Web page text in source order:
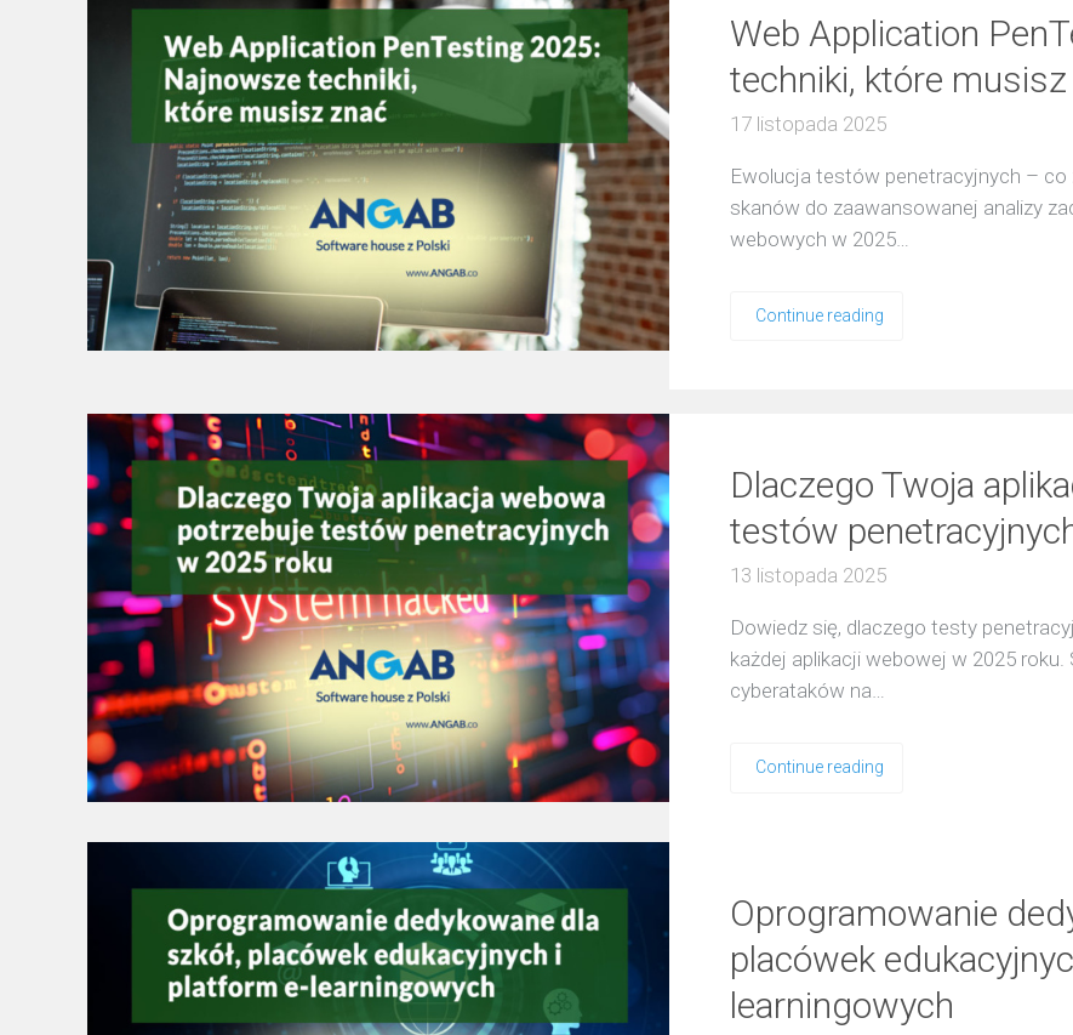
Web Application
techniki, które
17 listopada 2025
Ewolucja testów penetracyjnych – co
skanów do zaawansowanej analizy
webowych w 2025…
Continue reading
Dlaczego Twoja
testów
13 listopada 2025
Dowiedz się, dlaczego testy
każdej aplikacji webowej w 2025
cyberataków na…
Continue reading
Oprogramowanie
placówek
learningowych